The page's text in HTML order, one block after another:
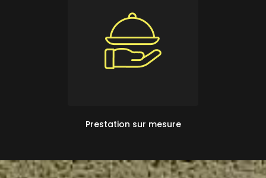
Prestation sur mesure